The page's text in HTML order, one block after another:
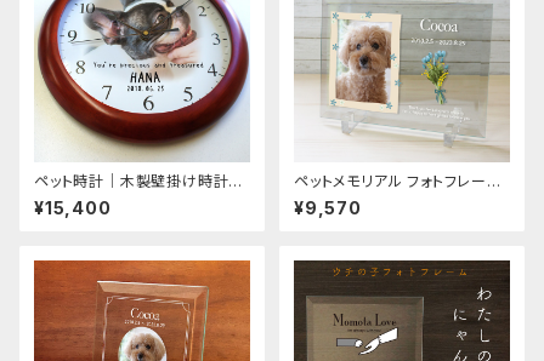
ペット時計｜木製壁掛け時計3
5.5センチ 写真プリント オーダ
ーメイド 時計
¥15,400
ペットメモリアル フォトフレーム
「チューリップとミモザをあなた
に」 ペット位牌 名入れ 御仏前
¥9,570